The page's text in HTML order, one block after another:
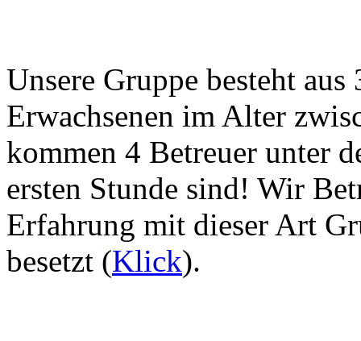
Unsere Gruppe besteht
Erwachsenen im Alter
kommen 4 Betreuer unter
ersten Stunde sind! Wir
Erfahrung mit dieser Art
besetzt (Klick).